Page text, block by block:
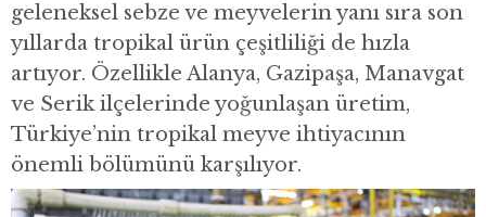
geleneksel sebze ve meyvelerin yanı sıra son
yıllarda tropikal ürün çeşitliliği de hızla
artıyor. Özellikle Alanya, Gazipaşa, Manavgat
ve Serik ilçelerinde yoğunlaşan üretim,
Türkiye’nin tropikal meyve ihtiyacının
önemli bölümünü karşılıyor.